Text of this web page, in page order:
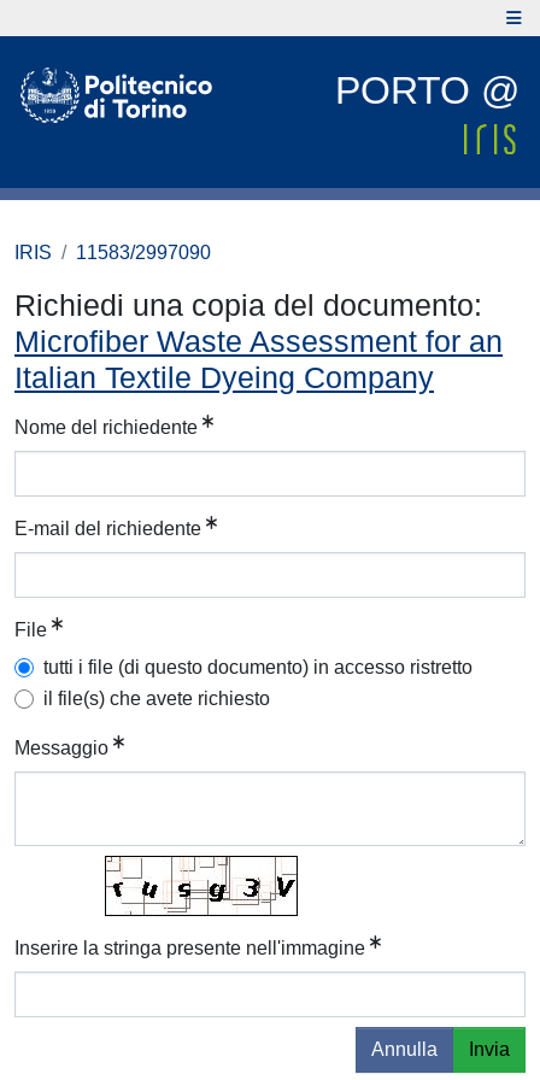
PORTO @
IRIS 11583/2997090
Richiedi una copia del documento:
Microfiber Waste Assessment for an
Italian Textile Dyeing Company
Nome del richiedente
E-mail del richiedente
File
tutti i file (di questo documento) in accesso ristretto
il file(s) che avete richiesto
Messaggio
Inserire la stringa presente nell'immagine
Annulla Invia